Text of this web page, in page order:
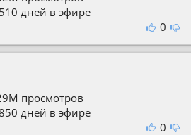
дней в эфире
0
просмотров
дней в эфире
0